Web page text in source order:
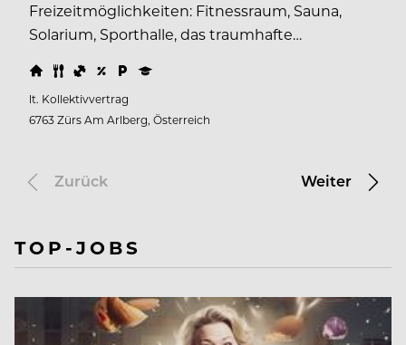
Freizeitmöglichkeiten: Fitnessraum, Sauna,
Solarium, Sporthalle, das traumhafte…
lt. Kollektivvertrag
6763 Zürs Am Arlberg, Österreich
Zurück Weiter
TOP-JOBS